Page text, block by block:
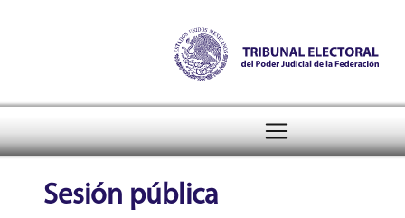
header
Sesión pública